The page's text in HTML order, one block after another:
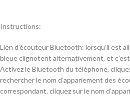
Instructions:
Lien d’écouteur Bluetooth: lorsqu’il est
bleue clignotent alternativement, et c’est
Activez le Bluetooth du téléphone,
rechercher le nom d’appariement des
correspondant, cliquez sur le nom